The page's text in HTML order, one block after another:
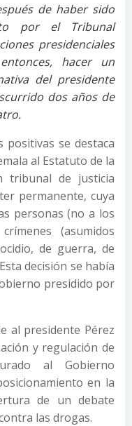
de haber sido
por el Tribunal
presidenciales
hacer un
del presidente
dos años de
positivas se destaca
al Estatuto de la
tribunal de justicia
permanente, cuya
personas (no a los
(asumidos
de guerra, de
decisión se había
presidido por
al presidente Pérez
y regulación de
al Gobierno
en la
de un debate
las drogas.